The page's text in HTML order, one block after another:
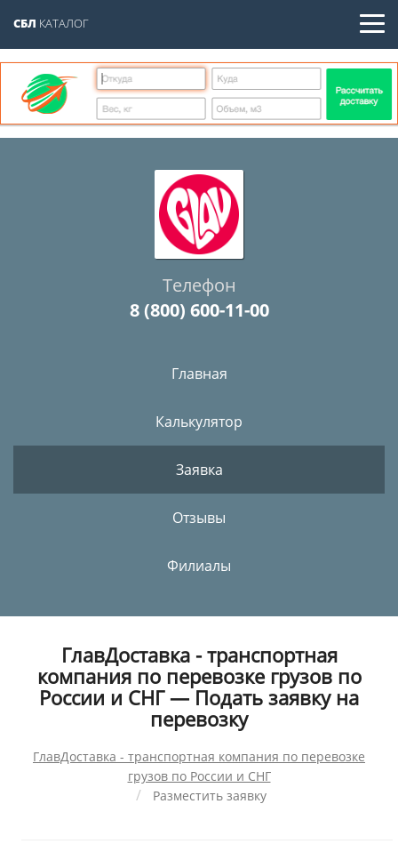
СБЛ КАТАЛОГ
Телефон
8 (800) 600-11-00
Главная
Калькулятор
Заявка
Отзывы
Филиалы
ГлавДоставка - транспортная
компания по перевозке грузов по
России и СНГ — Подать заявку на
перевозку
ГлавДоставка - транспортная компания по перевозке
грузов по России и СНГ
Разместить заявку